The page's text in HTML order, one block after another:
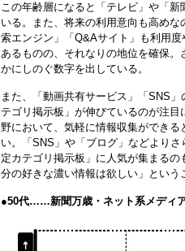
この年齢層になると「テレビ」や「
いる。また、将来の利用意向も高め
索エンジン」「Q&Aサイト」も利用
あるものの、それなりの地位を確保
かにしのぐ数字を出している。
また、「動画共有サービス」「SNS
テゴリ掲示板」が伸びているのが注
野において、気軽に情報収集ができ
い。「SNS」や「ブログ」などより
定カテゴリ掲示板」に人気が集まる
分の好きな濃い情報は欲しい」とい
●50代……新聞万歳・ネット系メディ